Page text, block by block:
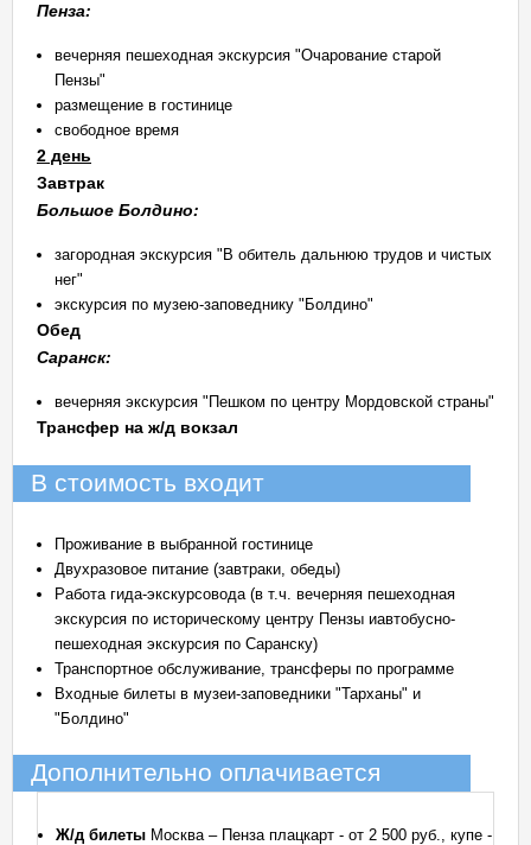
Пенза:
вечерняя пешеходная экскурсия "Очарование старой
Пензы"
размещение в гостинице
свободное время
2 день
Завтрак
Большое Болдино:
загородная экскурсия "В обитель дальнюю трудов и чистых
нег"
экскурсия по музею-заповеднику "Болдино"
Обед
Саранск:
вечерняя экскурсия "Пешком по центру Мордовской страны"
Трансфер на ж/д вокзал
В стоимость входит
Проживание в выбранной гостинице
Двухразовое питание (завтраки, обеды)
Работа гида-экскурсовода (в т.ч. вечерняя пешеходная
экскурсия по историческому центру Пензы иавтобусно-
пешеходная экскурсия по Саранску)
Транспортное обслуживание, трансферы по программе
Входные билеты в музеи-заповедники "Тарханы" и
"Болдино"
Дополнительно оплачивается
Ж/д билеты Москва – Пенза плацкарт - от 2 500 руб., купе -